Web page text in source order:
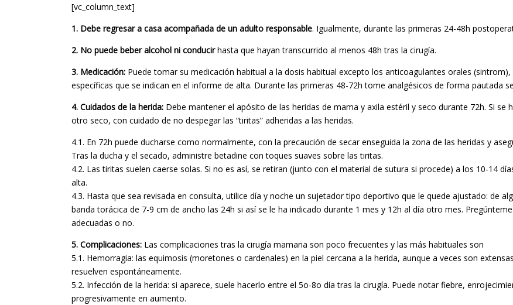
[vc_column_text]
1. Debe regresar a casa acompañada de un adulto responsable. Igualmente, durante las primeras 24-48h
2. No puede beber alcohol ni conducirhasta que hayan transcurrido al menos 48h tras la cirugía.
3. Medicación: Puede tomar su medicación habitual a la dosis habitual excepto los anticoagulantes orales
específicas que se indican en el informe de alta. Durante las primeras 48-72h tome analgésicos de forma pautada
4. Cuidados de la herida: Debe mantener el apósito de las heridas de mama y axila estéril y seco durante 72h. Si
otro seco, con cuidado de no despegar las “tiritas” adheridas a las heridas.
4.1. En 72h puede ducharse como normalmente, con la precaución de secar enseguida la zona de las heridas y
Tras la ducha y el secado, administre betadine con toques suaves sobre las tiritas.
4.2. Las tiritas suelen caerse solas. Si no es así, se retiran (junto con el material de sutura si procede) a los 10-14
alta.
4.3. Hasta que sea revisada en consulta, utilice día y noche un sujetador tipo deportivo que le quede ajustado: de
banda torácica de 7-9 cm de ancho las 24h si así se le ha indicado durante 1 mes y 12h al día otro mes.
adecuadas o no.
5. Complicaciones: Las complicaciones tras la cirugía mamaria son poco frecuentes y las más habituales son
5.1. Hemorragia: las equimosis (moretones o cardenales) en la piel cercana a la herida, aunque a veces son
resuelven espontáneamente.
5.2. Infección de la herida: si aparece, suele hacerlo entre el 5o-8o día tras la cirugía. Puede notar fiebre,
progresivamente en aumento.